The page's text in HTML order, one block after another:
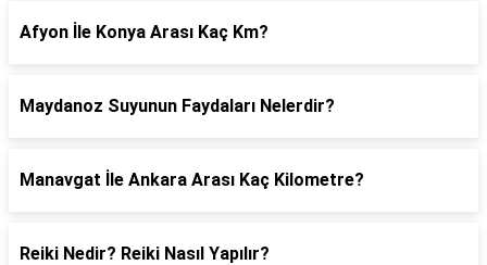
Afyon İle Konya Arası Kaç Km?
Maydanoz Suyunun Faydaları Nelerdir?
Manavgat İle Ankara Arası Kaç Kilometre?
Reiki Nedir? Reiki Nasıl Yapılır?